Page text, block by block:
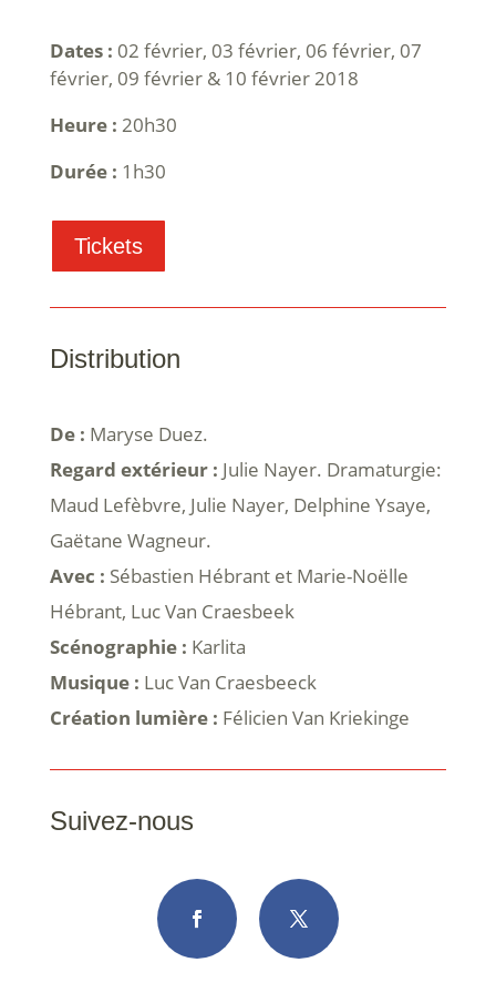
Dates : 02 février, 03 février, 06 février, 07
février, 09 février & 10 février 2018
Heure : 20h30
Durée : 1h30
Tickets
Distribution
De : Maryse Duez.
Regard extérieur : Julie Nayer. Dramaturgie:
Maud Lefèbvre, Julie Nayer, Delphine Ysaye,
Gaëtane Wagneur.
Avec : Sébastien Hébrant et Marie-Noëlle
Hébrant, Luc Van Craesbeek
Scénographie : Karlita
Musique : Luc Van Craesbeeck
Création lumière : Félicien Van Kriekinge
Suivez-nous